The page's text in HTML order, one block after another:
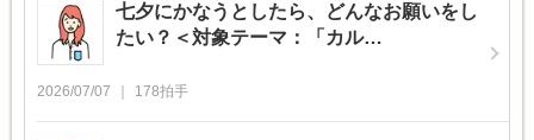
七夕にかなうとしたら、どんなお願いをし
たい？＜対象テーマ：「カル…
2026/07/07 178拍手